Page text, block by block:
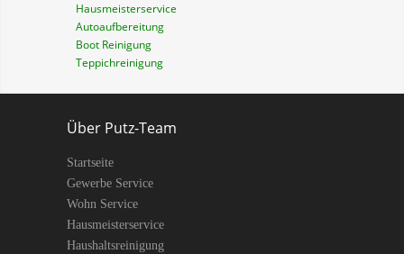
Hausmeisterservice
Autoaufbereitung
Boot Reinigung
Teppichreinigung
Über Putz-Team
Startseite
Gewerbe Service
Wohn Service
Hausmeisterservice
Haushaltsreinigung